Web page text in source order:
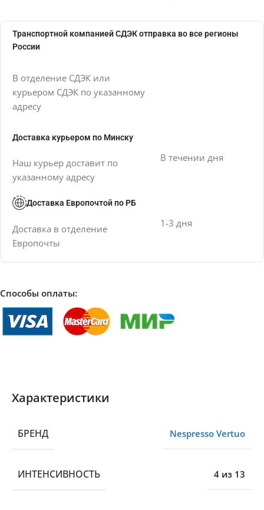
Транспортной компанией СДЭК отправка во все регионы
России
В отделение СДЭК или
курьером СДЭК по указанному
адресу
Доставка курьером по Минску
Наш курьер доставит по
указанному адресу
В течении дня
Доставка Европочтой по РБ
Доставка в отделение
Европочты
1-3 дня
Способы оплаты:
Характеристики
БРЕНД Nespresso Vertuo
ИНТЕНСИВНОСТЬ 4 из 13